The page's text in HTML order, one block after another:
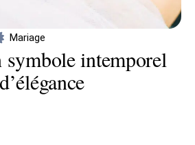
Mariage
intemporel